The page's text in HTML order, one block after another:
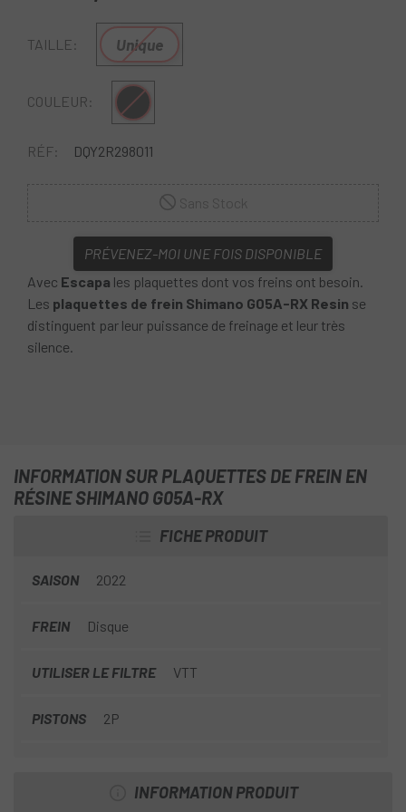
TAILLE: Unique
COULEUR: Noir
RÉF: DQY2R298011
PRÉVENEZ-MOI UNE FOIS DISPONIBLE
Avec Escapa les plaquettes dont vos freins ont besoin.
Les plaquettes de frein Shimano G05A-RX Resin se
distinguent par leur puissance de freinage et leur très
silence.
INFORMATION SUR PLAQUETTES DE FREIN EN
RÉSINE SHIMANO G05A-RX
FICHE PRODUIT
SAISON 2022
FREIN Disque
UTILISER LE FILTRE VTT
PISTONS 2P
INFORMATION PRODUIT